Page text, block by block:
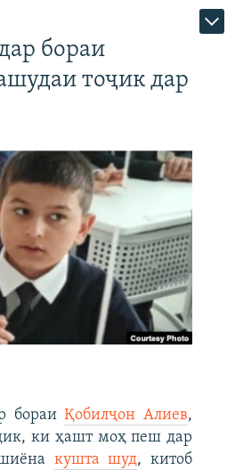
бораи
тоҷик дар
бораиҚобилҷон Алиев,
ки ҳашт моҳ пеш дар
кушта шуд, китоб